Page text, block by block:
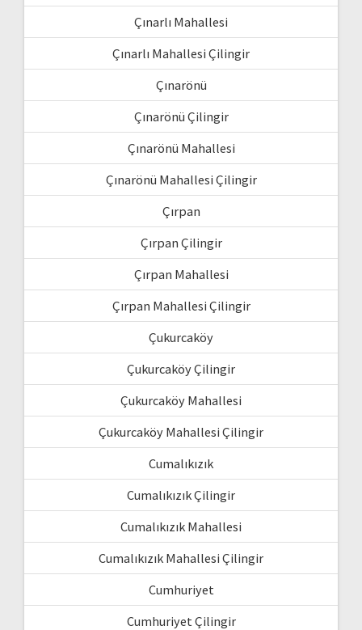
Çınarlı Mahallesi
Çınarlı Mahallesi Çilingir
Çınarönü
Çınarönü Çilingir
Çınarönü Mahallesi
Çınarönü Mahallesi Çilingir
Çırpan
Çırpan Çilingir
Çırpan Mahallesi
Çırpan Mahallesi Çilingir
Çukurcaköy
Çukurcaköy Çilingir
Çukurcaköy Mahallesi
Çukurcaköy Mahallesi Çilingir
Cumalıkızık
Cumalıkızık Çilingir
Cumalıkızık Mahallesi
Cumalıkızık Mahallesi Çilingir
Cumhuriyet
Cumhuriyet Çilingir